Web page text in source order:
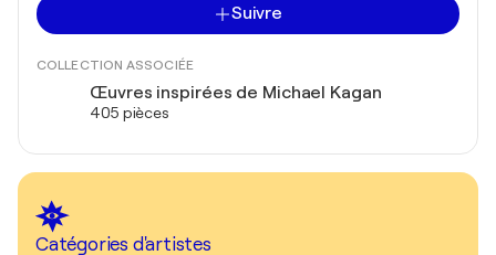
Suivre
COLLECTION ASSOCIÉE
Œuvres inspirées de Michael Kagan
405 pièces
Catégories d'artistes